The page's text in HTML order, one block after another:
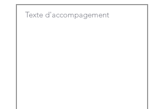
Texte d'accompagement